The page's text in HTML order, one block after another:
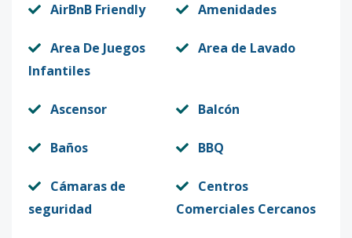
AirBnB Friendly Amenidades
Area De Juegos
Infantiles
Area de Lavado
Ascensor Balcón
Baños BBQ
Cámaras de
seguridad
Centros
Comerciales Cercanos